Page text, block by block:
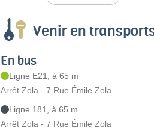
Venir en
En bus
Ligne E21, à 65 m
Arrêt Zola - 7 Rue Émile Zola
Ligne 181, à 65 m
Arrêt Zola - 7 Rue Émile Zola